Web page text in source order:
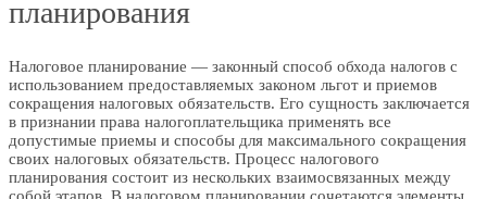
планирования
Налоговое планирование — законный способ обхода налогов с
использованием предоставляемых законом льгот и приемов
сокращения налоговых обязательств. Его сущность заключается
в признании права налогоплательщика применять все
допустимые приемы и способы для максимального сокращения
своих налоговых обязательств. Процесс налогового
планирования состоит из нескольких взаимосвязанных между